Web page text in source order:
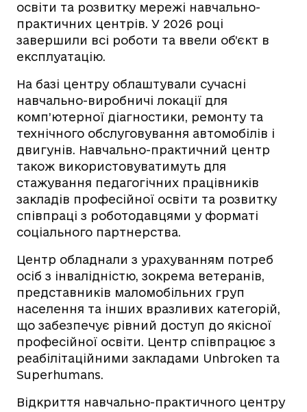
освіти та розвитку мережі навчально-
практичних центрів. У 2026 році
завершили всі роботи та ввели об’єкт в
експлуатацію.
На базі центру облаштували сучасні
навчально-виробничі локації для
комп’ютерної діагностики, ремонту та
технічного обслуговування автомобілів і
двигунів. Навчально-практичний центр
також використовуватимуть для
стажування педагогічних працівників
закладів професійної освіти та розвитку
співпраці з роботодавцями у форматі
соціального партнерства.
Центр обладнали з урахуванням потреб
осіб з інвалідністю, зокрема ветеранів,
представників маломобільних груп
населення та інших вразливих категорій,
що забезпечує рівний доступ до якісної
професійної освіти. Центр співпрацює з
реабілітаційними закладами Unbroken та
Superhumans.
Відкриття навчально-практичного центру